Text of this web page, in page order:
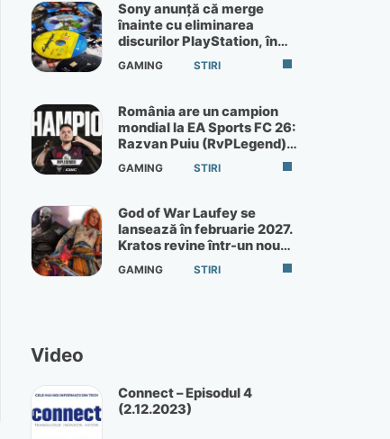
Sony anunță că merge
înainte cu eliminarea
discurilor PlayStation, în
ciuda protestelor
GAMING STIRI
România are un campion
mondial la EA Sports FC 26:
Razvan Puiu (RvPLegend)
câștigă turneul de la Paris
GAMING STIRI
God of War Laufey se
lansează în februarie 2027.
Kratos revine într-un nou
God of War
GAMING STIRI
Video
Connect – Episodul 4
(2.12.2023)